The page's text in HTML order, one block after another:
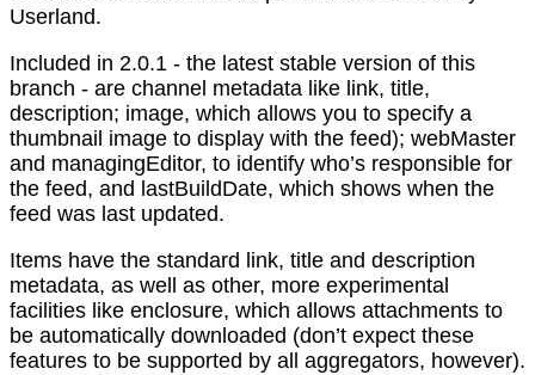
Userland.
Included in 2.0.1 - the latest stable version of this
branch - are channel metadata like link, title,
description; image, which allows you to specify a
thumbnail image to display with the feed); webMaster
and managingEditor, to identify who’s responsible for
the feed, and lastBuildDate, which shows when the
feed was last updated.
Items have the standard link, title and description
metadata, as well as other, more experimental
facilities like enclosure, which allows attachments to
be automatically downloaded (don’t expect these
features to be supported by all aggregators, however).